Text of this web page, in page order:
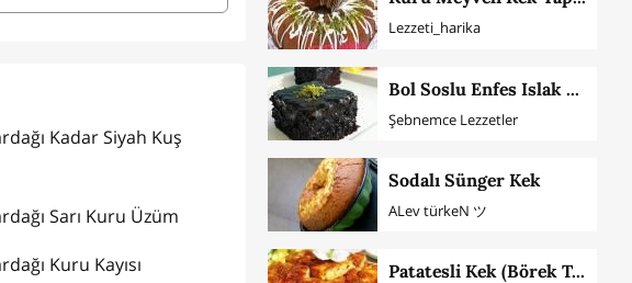
Sarı Kuru Üzüm
Kuru Kayısı
Lezzeti_harika
Bol Soslu Enfes Islak Kek
Şebnemce Lezzetler
Sodalı Sünger Kek
ALev türkeN ツ
Patatesli Kek (Börek Tadında)